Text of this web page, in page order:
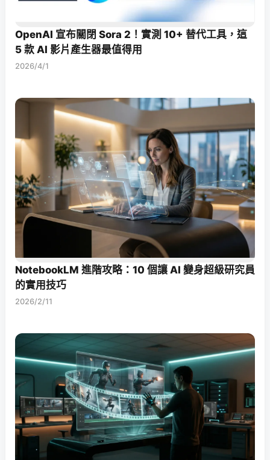
OpenAI 宣布關閉 Sora 2！實測 10+ 替代工具，這
5 款 AI 影片產生器最值得用
2026/4/1
NotebookLM 進階攻略：10 個讓 AI 變身超級研究員
的實用技巧
2026/2/11